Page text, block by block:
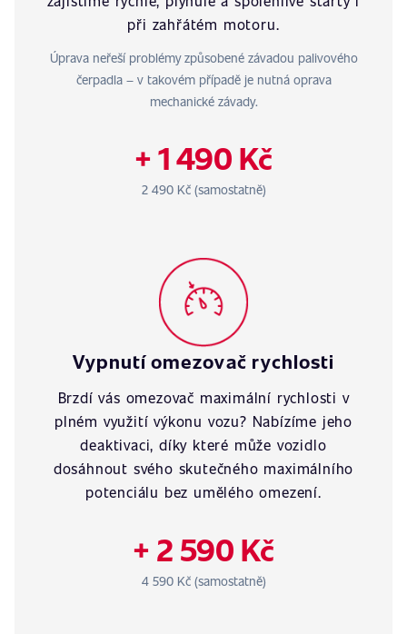
při zahřátém motoru.
Úprava neřeší problémy způsobené závadou palivového
čerpadla – v takovém případě je nutná oprava
mechanické závady.
+ 1 490 Kč
2 490 Kč (samostatně)
Vypnutí omezovač rychlosti
Brzdí vás omezovač maximální rychlosti v
plném využití výkonu vozu? Nabízíme jeho
deaktivaci, díky které může vozidlo
dosáhnout svého skutečného maximálního
potenciálu bez umělého omezení.
+ 2 590 Kč
4 590 Kč (samostatně)